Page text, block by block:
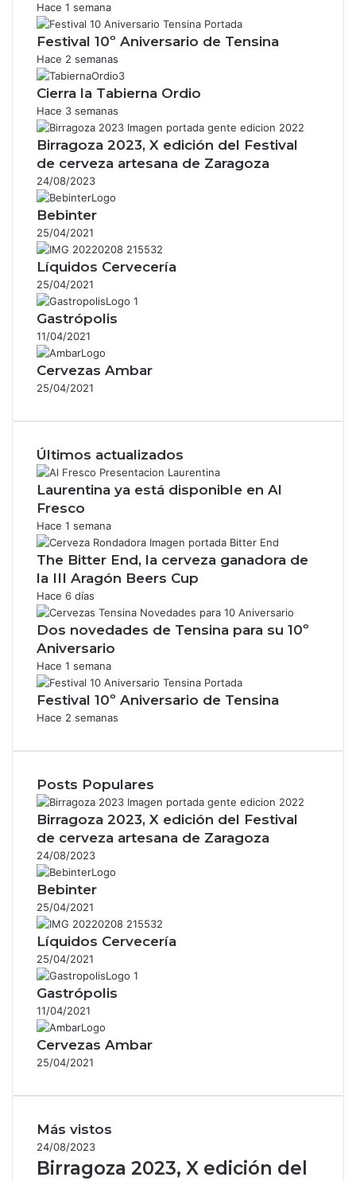
Hace 1 semana
Festival 10º Aniversario de Tensina
Hace 2 semanas
Cierra la Tabierna Ordio
Hace 3 semanas
Birragoza 2023, X edición del Festival
de cerveza artesana de Zaragoza
24/08/2023
Bebinter
25/04/2021
Líquidos Cervecería
25/04/2021
Gastrópolis
11/04/2021
Cervezas Ambar
25/04/2021
Últimos actualizados
Laurentina ya está disponible en Al
Fresco
Hace 1 semana
The Bitter End, la cerveza ganadora de
la III Aragón Beers Cup
Hace 6 días
Dos novedades de Tensina para su 10º
Aniversario
Hace 1 semana
Festival 10º Aniversario de Tensina
Hace 2 semanas
Posts Populares
Birragoza 2023, X edición del Festival
de cerveza artesana de Zaragoza
24/08/2023
Bebinter
25/04/2021
Líquidos Cervecería
25/04/2021
Gastrópolis
11/04/2021
Cervezas Ambar
25/04/2021
Más vistos
24/08/2023
Birragoza 2023, X edición del